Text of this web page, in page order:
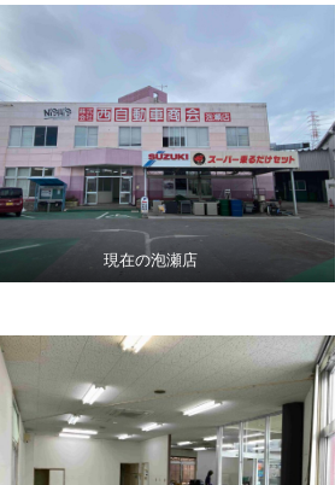
現在の泡瀬店